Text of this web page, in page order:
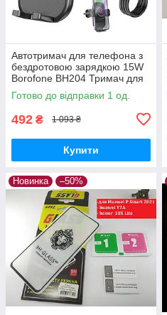
Автотримач для телефона з
бездротовою зарядкою 15W
Borofone BH204 Тримач для
мобільного у машину
повітропровід
Готово до відправки 1 од.
492 ₴ 1 093 ₴
Купити
Новинка –50%